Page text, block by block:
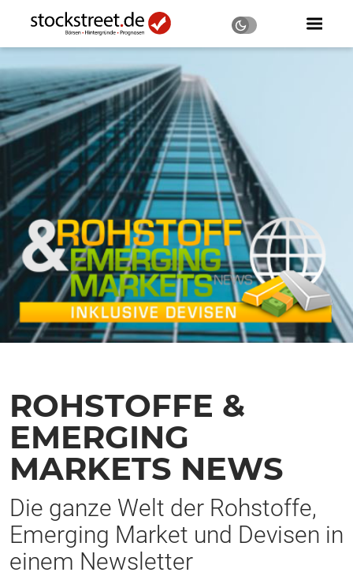
ROHSTOFFE &
EMERGING
MARKETS NEWS
Die ganze Welt der Rohstoffe,
Emerging Market und Devisen in
einem Newsletter